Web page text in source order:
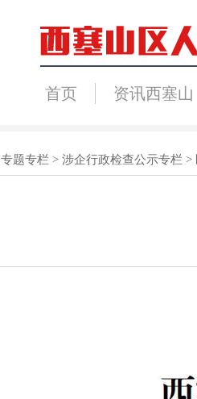
首页 资讯西塞山
专题专栏 > 涉企行政检查公示专栏 >